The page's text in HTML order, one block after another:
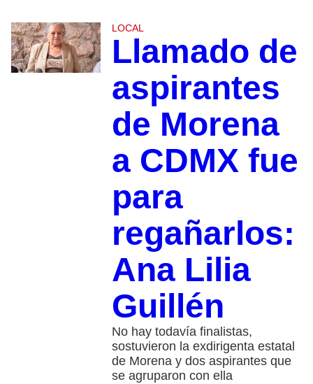
LOCAL
Llamado de
aspirantes
de Morena
a CDMX fue
para
regañarlos:
Ana Lilia
Guillén
No hay todavía finalistas,
sostuvieron la exdirigenta estatal
de Morena y dos aspirantes que
se agruparon con ella